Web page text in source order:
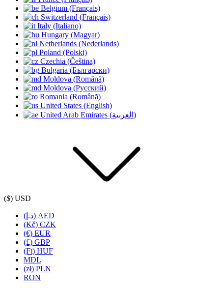
Belgium (Français)
Switzerland (Français)
Italy (Italiano)
Hungary (Magyar)
Netherlands (Nederlands)
Poland (Polski)
Czechia (Čeština)
Bulgaria (Български)
Moldova (Română)
Moldova (Русский)
Romania (Română)
United States (English)
United Arab Emirates (العربية)
($) USD
(د.إ) AED
(Kč) CZK
(€) EUR
(£) GBP
(Ft) HUF
MDL
(zł) PLN
RON